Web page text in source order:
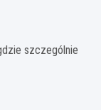
szczególnie